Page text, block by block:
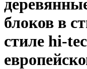
блоков в
стиле hi-